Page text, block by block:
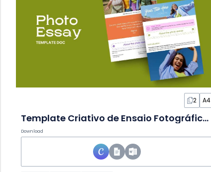
2 A4
Template Criativo de Ensaio Fotográfico em Documento
Download